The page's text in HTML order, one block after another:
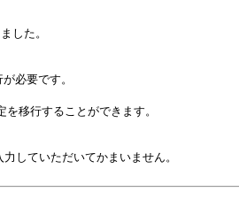
した。
必要です。
移行することができます。
していただいてかまいません。